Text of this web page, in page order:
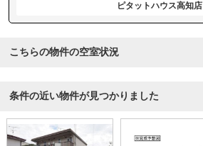
ピタットハウス高知店
こちらの物件の空室状況
条件の近い物件が見つかりました